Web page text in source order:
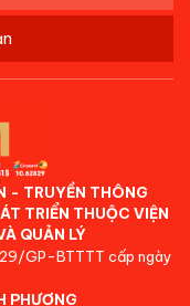
- TRUYỀN THÔNG
TRIỂN THUỘC VIỆN
QUẢN LÝ
GP-BTTTT cấp ngày
PHƯƠNG